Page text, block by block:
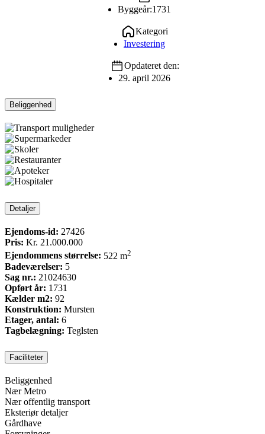
Byggeår:1731
Kategori
Investering
Opdateret den:
29. april 2026
Beliggenhed
Detaljer
Ejendoms-id: 27426
Pris: Kr. 21.000.000
Ejendommens størrelse: 522 m2
Badeværelser: 5
Sag nr.: 21024630
Opført år: 1731
Kælder m2: 92
Konstruktion: Mursten
Etager, antal: 6
Tagbelægning: Teglsten
Faciliteter
Beliggenhed
Nær Metro
Nær offentlig transport
Eksteriør detaljer
Gårdhave